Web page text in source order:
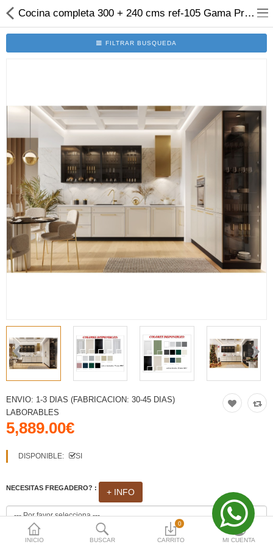
Solicitar Presupuesto
Programa 3D
Modulos
Electro
Accesorios
Comparar Lista deseos (0)
INICIO BUSCAR
0
CARRITO MI CUENTA
Cocina completa 300 + 240 cms ref-105 Gama Premium
FILTRAR BUSQUEDA
ENVIO: 1-3 DIAS (FABRICACION: 30-45 DIAS)
LABORABLES
5,889.00€
DISPONIBLE: SI
NECESITAS FREGADERO? : + INFO
NECESITAS GRIFO?